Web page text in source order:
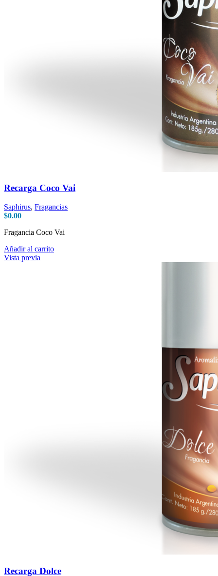
Recarga Coco Vai
Saphirus, Fragancias
$0.00
Fragancia Coco Vai
Añadir al carrito
Vista previa
Recarga Dolce